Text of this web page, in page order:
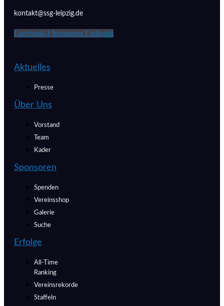
kontakt@ssg-leipzig.de
Facebook-f Instagram Linkedin
Aktuelles
Presse
Über Uns
Vorstand
Team
Kader
Sponsoren
Spenden
Vereinsshop
Galerie
Suche
Erfolge
All-Time
Ranking
Vereinsrekorde
Staffeln